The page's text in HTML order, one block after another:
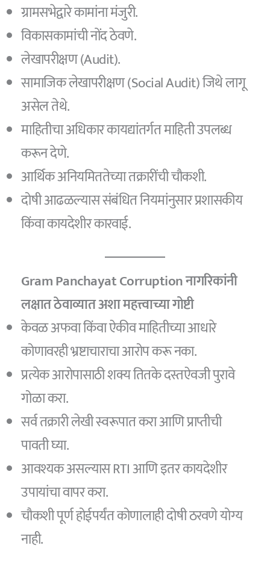
ग्रामसभेद्वारे कामांना मंजुरी.
विकासकामांची नोंद ठेवणे.
लेखापरीक्षण (Audit).
सामाजिक लेखापरीक्षण (Social Audit) जिथे लागू
असेल तेथे.
माहितीचा अधिकार कायद्यांतर्गत माहिती उपलब्ध
करून देणे.
आर्थिक अनियमिततेच्या तक्रारींची चौकशी.
दोषी आढळल्यास संबंधित नियमांनुसार प्रशासकीय
किंवा कायदेशीर कारवाई.
Gram Panchayat Corruptionनागरिकांनी
लक्षात ठेवाव्यात अशा महत्त्वाच्या गोष्टी
केवळ अफवा किंवा ऐकीव माहितीच्या आधारे
कोणावरही भ्रष्टाचाराचा आरोप करू नका.
प्रत्येक आरोपासाठी शक्य तितके दस्तऐवजी पुरावे
गोळा करा.
सर्व तक्रारी लेखी स्वरूपात करा आणि प्राप्तीची
पावती घ्या.
आवश्यक असल्यास RTI आणि इतर कायदेशीर
उपायांचा वापर करा.
चौकशी पूर्ण होईपर्यंत कोणालाही दोषी ठरवणे योग्य
नाही.